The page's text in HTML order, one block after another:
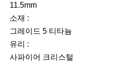
11.5mm
소재 :
그레이드 5 티타늄
유리 :
사파이어 크리스털